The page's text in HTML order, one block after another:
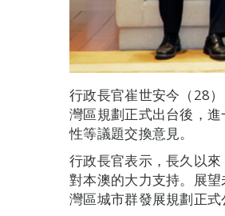
行政長官崔世安今（28
灣區規劃正式出台後，
性等議題交換意見。
行政長官表示，長久以
對本澳的大力支持。展
灣區城市群發展規劃正